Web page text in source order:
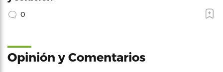
0
Opinión y Comentarios